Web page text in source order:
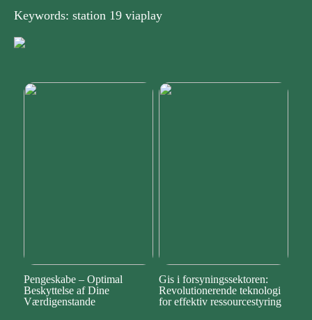
Keywords: station 19 viaplay
Pengeskabe – Optimal
Beskyttelse af Dine
Værdigenstande
Gis i forsyningssektoren:
Revolutionerende teknologi
for effektiv ressourcestyring